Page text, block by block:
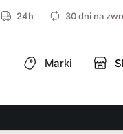
24h 30 dni na
Marki